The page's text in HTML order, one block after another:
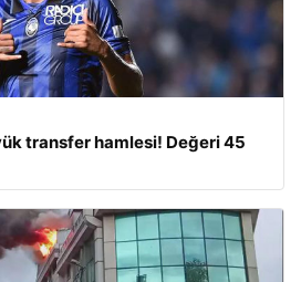
transfer hamlesi! Değeri 45